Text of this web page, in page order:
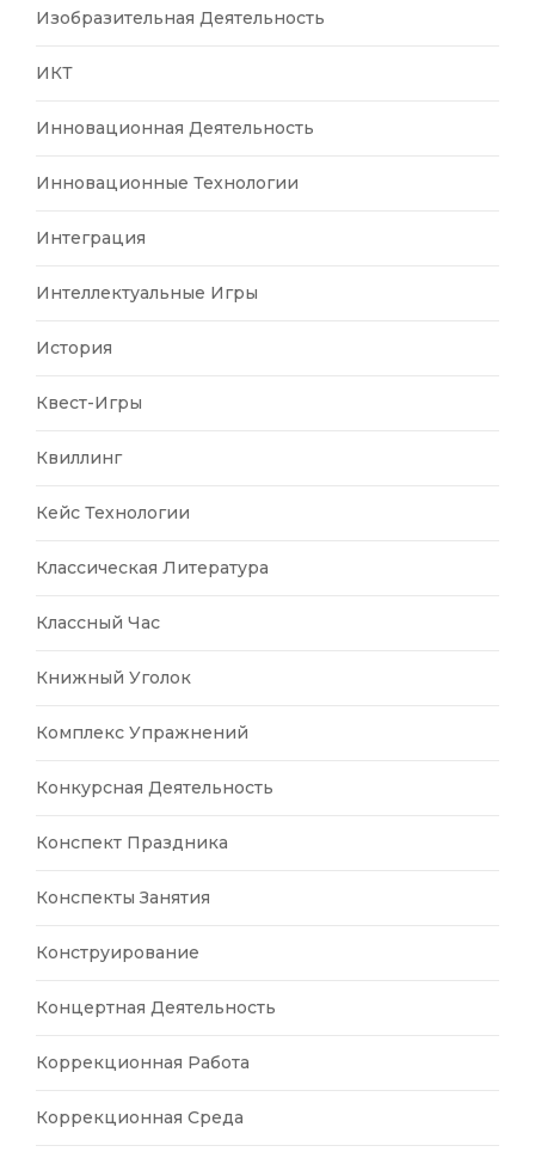
Изобразительная Деятельность
ИКТ
Инновационная Деятельность
Инновационные Технологии
Интеграция
Интеллектуальные Игры
История
Квест-Игры
Квиллинг
Кейс Технологии
Классическая Литература
Классный Час
Книжный Уголок
Комплекс Упражнений
Конкурсная Деятельность
Конспект Праздника
Конспекты Занятия
Конструирование
Концертная Деятельность
Коррекционная Работа
Коррекционная Среда